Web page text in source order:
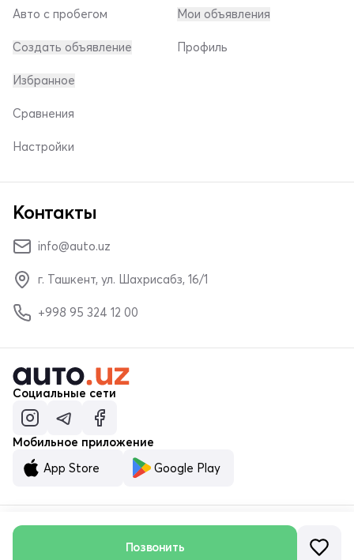
Позвонить
Авто с пробегом
Создать объявление
Мои объявления
Профиль
Избранное
Сравнения
Настройки
Контакты
info@auto.uz
г. Ташкент, ул. Шахрисабз, 16/1
+998 95 324 12 00
Социальные сети
Мобильное приложение
App Store
Google Play
© ООО «MALUMOTNOMA» 2023–2026